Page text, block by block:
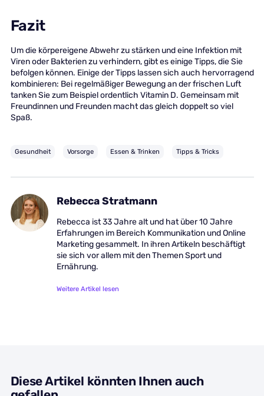
Fazit
Um die körpereigene Abwehr zu stärken und eine Infektion mit
Viren oder Bakterien zu verhindern, gibt es einige Tipps, die Sie
befolgen können. Einige der Tipps lassen sich auch hervorragend
kombinieren: Bei regelmäßiger Bewegung an der frischen Luft
tanken Sie zum Beispiel ordentlich Vitamin D. Gemeinsam mit
Freundinnen und Freunden macht das gleich doppelt so viel
Spaß.
Gesundheit Vorsorge Essen & Trinken Tipps & Tricks
Rebecca Stratmann
Rebecca ist 33 Jahre alt und hat über 10 Jahre
Erfahrungen im Bereich Kommunikation und Online
Marketing gesammelt. In ihren Artikeln beschäftigt
sie sich vor allem mit den Themen Sport und
Ernährung.
Weitere Artikel lesen
Diese Artikel könnten Ihnen auch